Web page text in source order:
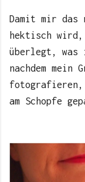
Damit mir
hektisch
überlegt, was
nachdem
fotografieren,
am Schopfe